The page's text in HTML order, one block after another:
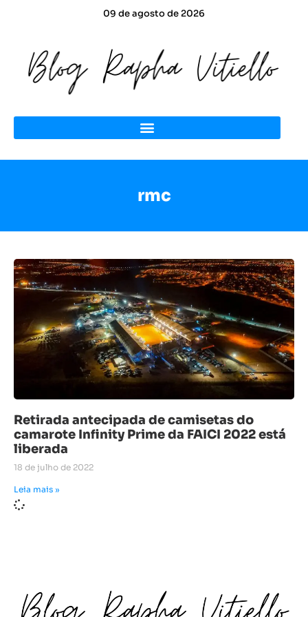
09 de agosto de 2026
rmc
Retirada antecipada de camisetas do
camarote Infinity Prime da FAICI 2022 está
liberada
18 de julho de 2022
Leia mais »